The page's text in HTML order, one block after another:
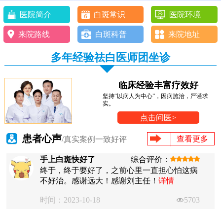
医院简介 白斑常识 医院环境
来院路线 白斑科普 来院地址
多年经验祛白医师团坐诊
临床经验丰富疗效好
坚持“以病人为中心”，因病施治，严谨求
实。
点击问医>
患者心声/真实案例一致好评 查看更多
手上白斑快好了
综合评价：
终于，终于要好了，之前心里一直担心怕这病
不好治。感谢远大！感谢刘主任！详情
时间：2023-10-18 5703